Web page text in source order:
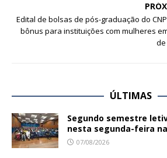
Edital de bolsas de pós-graduação do
bônus para instituições com mulheres
ÚLTIMAS
Segundo semestre
nesta segunda-feira na
07/08/2026